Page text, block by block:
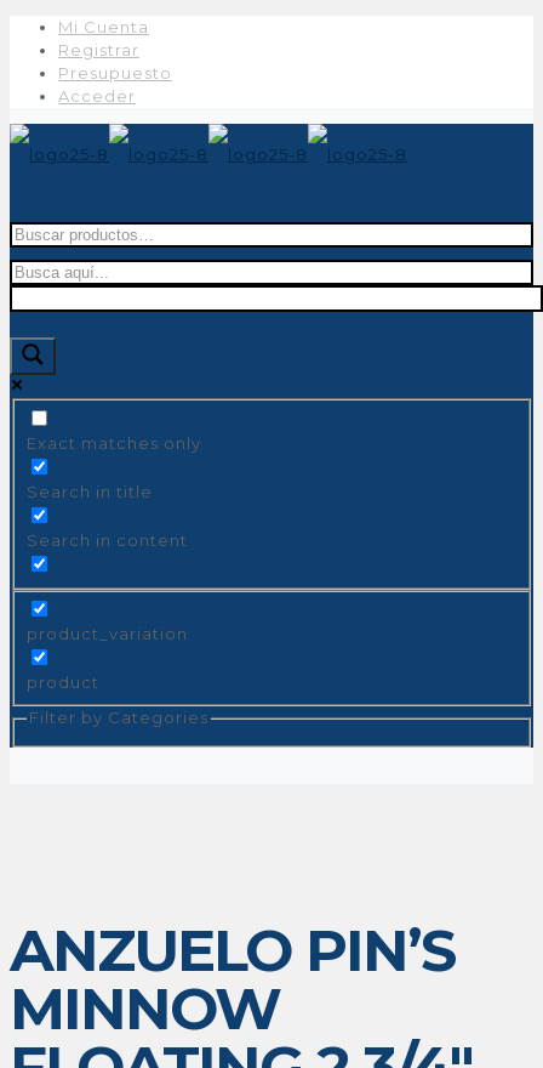
Mi Cuenta
Registrar
Presupuesto
Acceder
Buscar
Exact matches only
Search in title
Search in content
product_variation
product
Filter by Categories
ANZUELO PIN’S
MINNOW